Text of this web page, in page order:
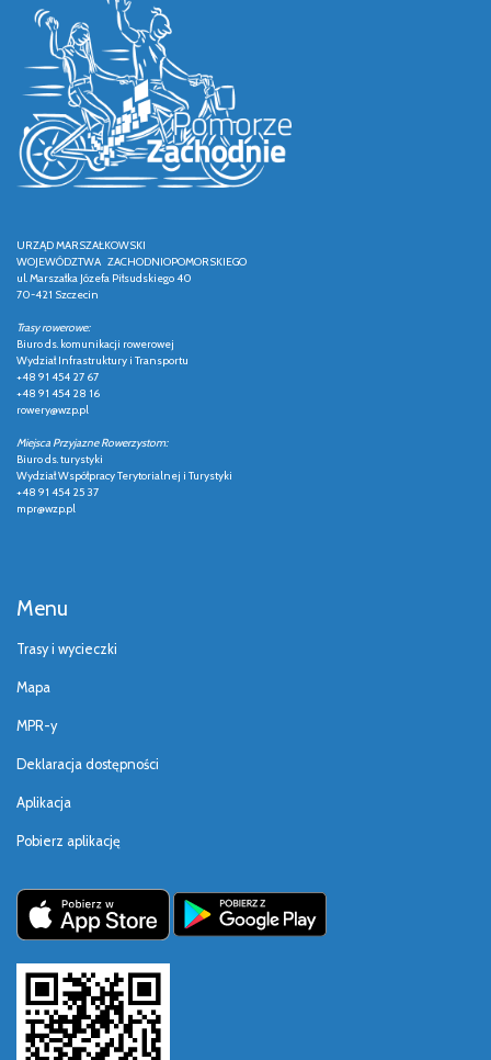
URZĄD MARSZAŁKOWSKI
WOJEWÓDZTWA ZACHODNIOPOMORSKIEGO
ul. Marszałka Józefa Piłsudskiego 40
70-421 Szczecin
Trasy rowerowe:
Biuro ds. komunikacji rowerowej
Wydział Infrastruktury i Transportu
+48 91 454 27 67
+48 91 454 28 16
rowery@wzp.pl
Miejsca Przyjazne Rowerzystom:
Biuro ds. turystyki
Wydział Współpracy Terytorialnej i Turystyki
+48 91 454 25 37
mpr@wzp.pl
Menu
Trasy i wycieczki
Mapa
MPR-y
Deklaracja dostępności
Aplikacja
Pobierz aplikację